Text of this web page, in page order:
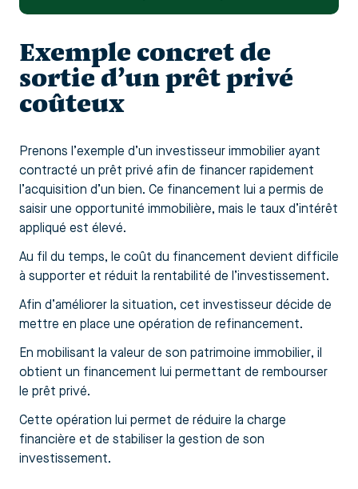
Exemple concret de
sortie d’un prêt privé
coûteux
Prenons l’exemple d’un investisseur immobilier ayant
contracté un prêt privé afin de financer rapidement
l’acquisition d’un bien. Ce financement lui a permis de
saisir une opportunité immobilière, mais le taux d’intérêt
appliqué est élevé.
Au fil du temps, le coût du financement devient difficile
à supporter et réduit la rentabilité de l’investissement.
Afin d’améliorer la situation, cet investisseur décide de
mettre en place une opération de refinancement.
En mobilisant la valeur de son patrimoine immobilier, il
obtient un financement lui permettant de rembourser
le prêt privé.
Cette opération lui permet de réduire la charge
financière et de stabiliser la gestion de son
investissement.